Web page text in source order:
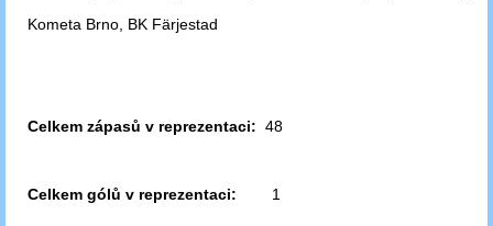
Kometa Brno, BK Färjestad
Celkem zápasů v reprezentaci: 48
Celkem gólů v reprezentaci: 1